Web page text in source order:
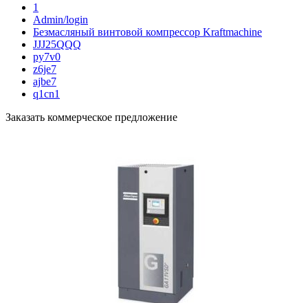
1
Admin/login
Безмасляный винтовой компрессор Kraftmaсhine
JJJ25QQQ
py7v0
z6je7
ajbe7
q1cn1
Заказать коммерческое предложение